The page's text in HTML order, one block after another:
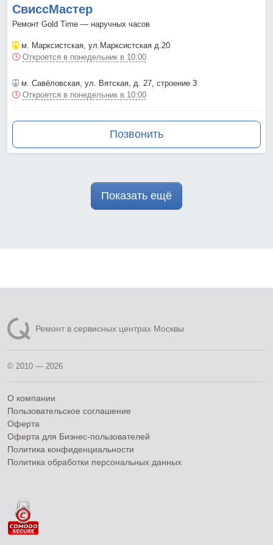
СвиссМастер
Ремонт Gold Time — наручных часов
м. Марксистская, ул.Марксистская д.20
Откроется в понедельник в 10:00
м. Савёловская, ул. Вятская, д. 27, строение 3
Откроется в понедельник в 10:00
Позвонить
Показать ещё
Ремонт в сервисных центрах Москвы
© 2010 — 2026
О компании
Пользовательское соглашение
Оферта
Оферта для Бизнес-пользователей
Политика конфиденциальности
Политика обработки персональных данных